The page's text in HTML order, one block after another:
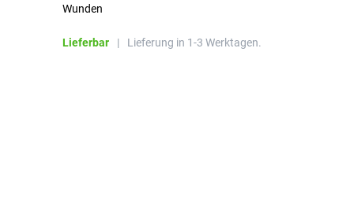
Wunden
Lieferbar | Lieferung in 1-3 Werktagen.